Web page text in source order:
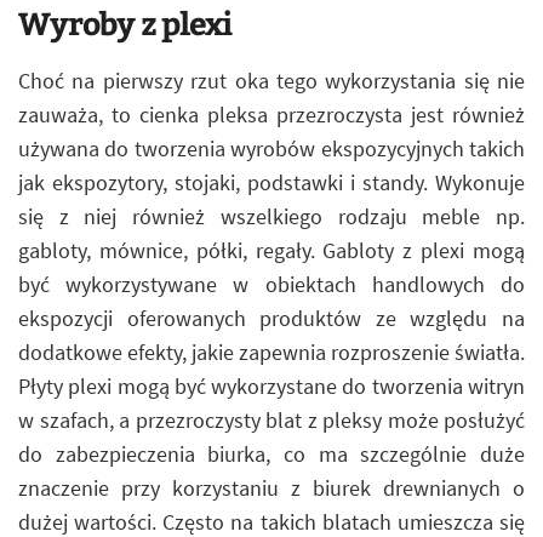
Wyroby z plexi
Choć na pierwszy rzut oka tego wykorzystania się nie
zauważa, to cienka pleksa przezroczysta jest również
używana do tworzenia wyrobów ekspozycyjnych takich
jak ekspozytory, stojaki, podstawki i standy. Wykonuje
się z niej również wszelkiego rodzaju meble np.
gabloty, mównice, półki, regały. Gabloty z plexi mogą
być wykorzystywane w obiektach handlowych do
ekspozycji oferowanych produktów ze względu na
dodatkowe efekty, jakie zapewnia rozproszenie światła.
Płyty plexi mogą być wykorzystane do tworzenia witryn
w szafach, a przezroczysty blat z pleksy może posłużyć
do zabezpieczenia biurka, co ma szczególnie duże
znaczenie przy korzystaniu z biurek drewnianych o
dużej wartości. Często na takich blatach umieszcza się